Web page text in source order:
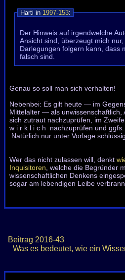
Harti in 1997-153:
Der Hinweis auf irgendwelche
Ansicht sind, überzeugt mich
Darlegungen folgern kann, dass
falsch sind.
Genau so soll man sich verhalten!
Nebenbei: Es gilt heute — im
Mittelalter — als unwissenschaftlich,
sich zutraut nachzuprüfen, im
w i r k l i c h nachzuprüfen und
Natürlich nur unter Vorlage
Wer das nicht zulassen will, denkt
Inquisitoren, welche die Begründer
wissenschaftlichen Denkens
sogar am lebendigen Leibe
Beitrag 2016-43
Was es bedeutet, wie ein